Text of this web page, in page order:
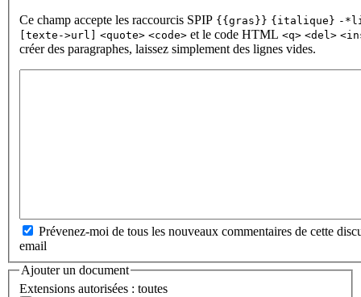
Ce champ accepte les raccourcis SPIP {{gras}} {italique} -
[texte->url] <quote> <code> et le code HTML <q> <del>
créer des paragraphes, laissez simplement des lignes vides.
Prévenez-moi de tous les nouveaux commentaires de cette
email
Ajouter un document
Extensions autorisées : toutes